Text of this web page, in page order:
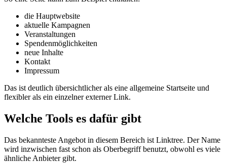
die Hauptwebsite
aktuelle Kampagnen
Veranstaltungen
Spendenmöglichkeiten
neue Inhalte
Kontakt
Impressum
Das ist deutlich übersichtlicher als eine allgemeine Startseite und
flexibler als ein einzelner externer Link.
Welche Tools es dafür gibt
Das bekannteste Angebot in diesem Bereich ist Linktree. Der Name
wird inzwischen fast schon als Oberbegriff benutzt, obwohl es viele
ähnliche Anbieter gibt.